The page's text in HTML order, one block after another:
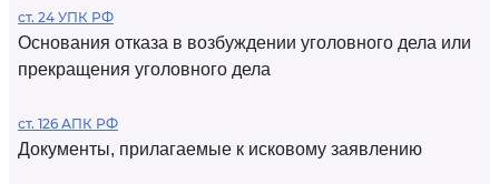
ст. 24 УПК РФ
Основания отказа в возбуждении уголовного дела или
прекращения уголовного дела
ст. 126 АПК РФ
Документы, прилагаемые к исковому заявлению